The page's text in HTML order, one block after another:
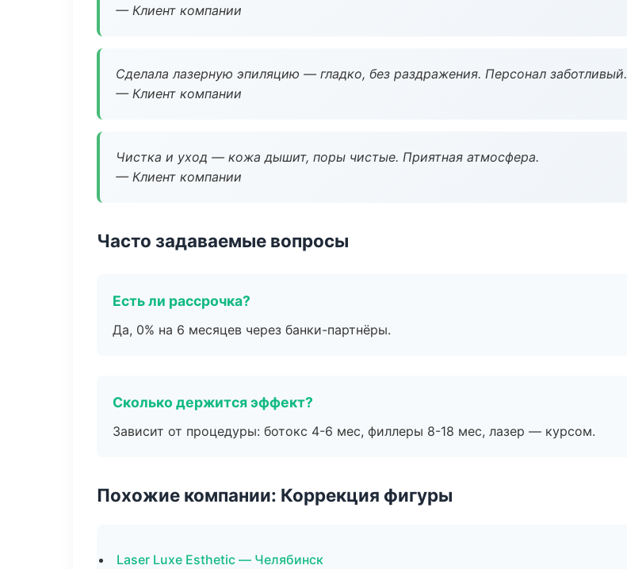
— Клиент компании
Сделала лазерную эпиляцию — гладко, без раздражения. Персонал заботливый.
— Клиент компании
Чистка и уход — кожа дышит, поры чистые. Приятная атмосфера.
— Клиент компании
Часто задаваемые вопросы
Есть ли рассрочка?
Да, 0% на 6 месяцев через банки-партнёры.
Сколько держится эффект?
Зависит от процедуры: ботокс 4-6 мес, филлеры 8-18 мес, лазер — курсом.
Похожие компании: Коррекция фигуры
Laser Luxe Esthetic — Челябинск